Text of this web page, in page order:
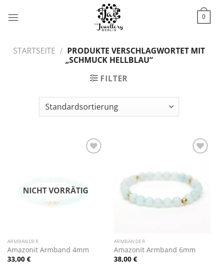
Inhalt
0
STARTSEITE / PRODUKTE VERSCHLAGWORTET MIT
„SCHMUCK HELLBLAU“
FILTER
NICHT VORRÄTIG
ARMBÄNDER
Amazonit Armband 4mm
33,00 €
hinzufügen
ARMBÄNDER
Amazonit Armband 6mm
38,00 €